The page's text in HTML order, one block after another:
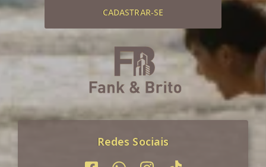
CADASTRAR-SE
Redes Sociais